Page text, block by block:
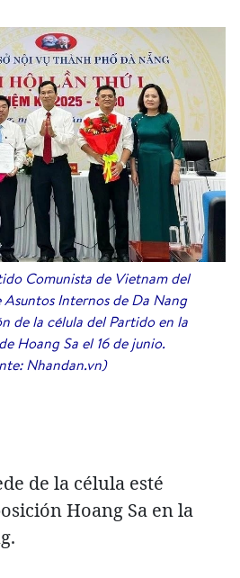
Comunista de Vietnam del
Internos de Da Nang
de la célula del Partido en la
Hoang Sa el 16 de junio.
Nhandan.vn)
de la célula esté
Hoang Sa en la